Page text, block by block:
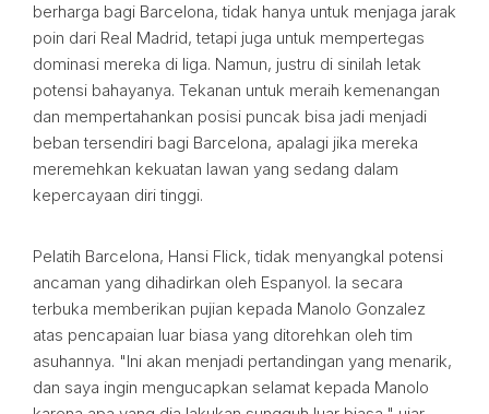
berharga bagi Barcelona, tidak hanya untuk menjaga jarak
poin dari Real Madrid, tetapi juga untuk mempertegas
dominasi mereka di liga. Namun, justru di sinilah letak
potensi bahayanya. Tekanan untuk meraih kemenangan
dan mempertahankan posisi puncak bisa jadi menjadi
beban tersendiri bagi Barcelona, apalagi jika mereka
meremehkan kekuatan lawan yang sedang dalam
kepercayaan diri tinggi.
Pelatih Barcelona, Hansi Flick, tidak menyangkal potensi
ancaman yang dihadirkan oleh Espanyol. Ia secara
terbuka memberikan pujian kepada Manolo Gonzalez
atas pencapaian luar biasa yang ditorehkan oleh tim
asuhannya. "Ini akan menjadi pertandingan yang menarik,
dan saya ingin mengucapkan selamat kepada Manolo